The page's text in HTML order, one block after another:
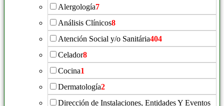
Alergología7
Análisis Clínicos8
Atención Social y/o Sanitária404
Celador8
Cocina1
Dermatología2
Dirección de Instalaciones, Entidades Y Eventos